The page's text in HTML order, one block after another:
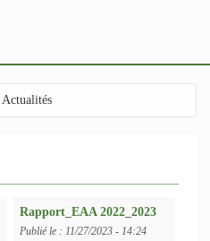
Actualités
Rapport_EAA 2022_2023
Publié le : 11/27/2023 - 14:24